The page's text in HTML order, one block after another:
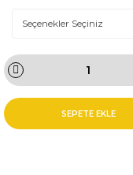
SEPETE EKLE